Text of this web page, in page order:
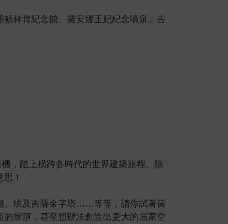
林肯紀念館、黛安娜王妃紀念噴泉、古
，踏上橫跨各時代的世界建築旅程。除
！
、埃及吉薩金字塔……等等，請你試著當
屋頂，甚至想辦法創造出更大的居家空